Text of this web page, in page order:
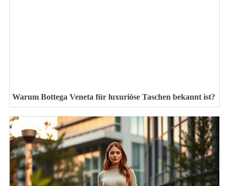
Warum Bottega Veneta für luxuriöse Taschen bekannt ist?